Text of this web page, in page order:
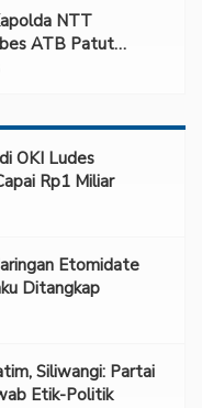
NTT
ATB Patut
OKI Ludes
Rp1 Miliar
Etomidate
Ditangkap
Siliwangi: Partai
Etik-Politik